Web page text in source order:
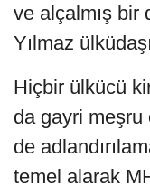
ve alçalmış bir
Yılmaz
Hiçbir ülkücü
da gayri meşru
de
temel alarak